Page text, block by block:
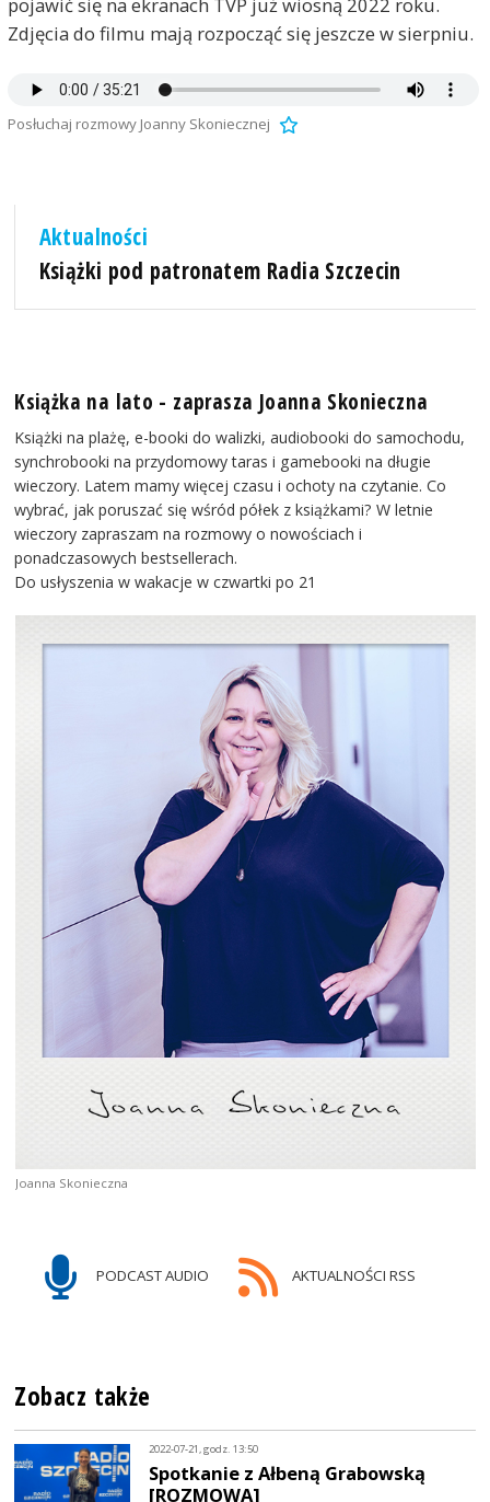
Zdjęcia do filmu mają rozpocząć się jeszcze w sierpniu.
Posłuchaj rozmowy Joanny Skoniecznej
Aktualności
Książki pod patronatem Radia Szczecin
Książka na lato - zaprasza Joanna Skonieczna
Książki na plażę, e-booki do walizki, audiobooki do samochodu,
synchrobooki na przydomowy taras i gamebooki na długie
wieczory. Latem mamy więcej czasu i ochoty na czytanie. Co
wybrać, jak poruszać się wśród półek z książkami? W letnie
wieczory zapraszam na rozmowy o nowościach i
ponadczasowych bestsellerach.
Do usłyszenia w wakacje w czwartki po 21
Joanna Skonieczna
PODCAST AUDIO AKTUALNOŚCI RSS
Zobacz także
2022-07-21, godz. 13:50
Spotkanie z Ałbeną Grabowską
[ROZMOWA]